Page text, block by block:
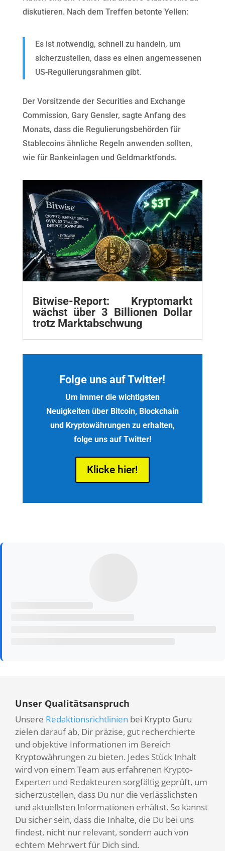
diskutieren. Nach dem Treffen betonte Yellen:
Es ist notwendig, schnell zu handeln, um
sicherzustellen, dass es einen angemessenen
US-Regulierungsrahmen gibt.
Der Vorsitzende der Securities and Exchange
Commission, Gary Gensler, sagte Anfang des
Monats, dass die Regulierungsbehörden für
Stablecoins ähnliche Regeln anwenden sollten,
wie für Bankeinlagen und Geldmarktfonds.
Bitwise-Report: Kryptomarkt
wächst über 3 Billionen Dollar
trotz Marktabschwung
Folge uns auf Twitter!
Um immer die wichtigsten
Neuigkeiten über Bitcoin, Blockchain
und Kryptowährungen zu erhalten,
folge uns auf Twitter!
Klicke hier!
Unser Qualitätsanspruch
Unsere Redaktionsrichtlinien bei Krypto Guru
zielen darauf ab, Dir präzise, gut recherchierte
und objektive Informationen im Bereich
Kryptowährungen zu bieten. Jedes Stück Inhalt
wird von einem Team aus erfahrenen Krypto-
Experten und Redakteuren sorgfältig geprüft, um
sicherzustellen, dass Du nur die verlässlichsten
und aktuellsten Informationen erhältst. So kannst
Du sicher sein, dass die Inhalte, die Du bei uns
findest, nicht nur relevant, sondern auch von
echtem Mehrwert für Dich sind.